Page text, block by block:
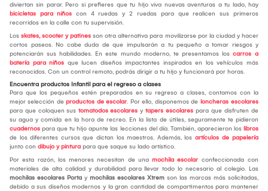
diviertan sin parar. Pero si prefieres que tu hijo viva nuevas aventuras a tu lado, hay
bicicletas para niños con 4 ruedas y 2 ruedas para que realicen sus primeros
recorridos en la calle con tu supervisión.
Los skates, scooter y patines son otra alternativa para movilizarse por la ciudad y hacer
cortos paseos. No cabe duda de que impulsarán a tu pequeño a tomar riesgos y
potenciarán sus habilidades. En este mundo moderno, te presentamos los carros a
batería para niños que lucen diseños impactantes inspirados en los vehículos más
reconocidos. Con un control remoto, podrás dirigir a tu hijo y funcionará por horas.
Encuentra productos Infantil para el regreso a clases
Para que los pequeños estén preparados en su regreso a clases, contamos con la
mejor selección de productos de escolar. Por ello, disponemos de loncheras escolares
para que coloquen sus tomatodos escolares y tapers escolares para que disfruten de
su agua y comida en la hora de recreo. En la lista de útiles, seguramente te pidieron
cuadernos para que tu hijo apunte las lecciones del día. También, aparecieron los libros
de los diferentes cursos que dictan los maestros. Además, los artículos de papelería
junto con dibujo y pintura para que saque su lado artístico.
Por esta razón, los menores necesitan de una mochila escolar confeccionada con
materiales de alta calidad y durabilidad para llevar todo lo necesario al colegio. Las
mochilas escolares Porta y mochilas escolares Xtrem son las marcas más solicitadas,
debido a sus diseños modernos y la gran cantidad de compartimentos para mantener